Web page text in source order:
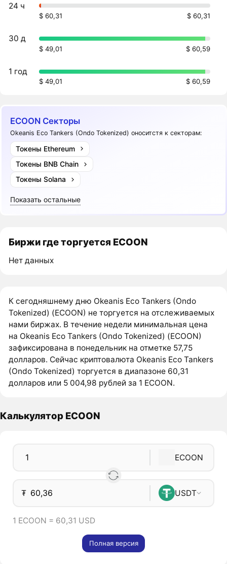
24 ч
$ 60,31 $ 60,31
30 д
$ 49,01 $ 60,59
1 год
$ 49,01 $ 60,59
ECOON Секторы
Okeanis Eco Tankers (Ondo Tokenized) оноситстя к секторам:
Токены Ethereum
Токены BNB Chain
Токены Solana
Показать остальные
Биржи где торгуется ECOON
Нет данных
К сегодняшнему дню Okeanis Eco Tankers (Ondo
Tokenized) (ECOON) не торгуется на отслеживаемых
нами биржах. В течение недели минимальная цена
на Okeanis Eco Tankers (Ondo Tokenized) (ECOON)
зафиксирована в понедельник на отметке 57,75
долларов. Сейчас криптовалюта Okeanis Eco Tankers
(Ondo Tokenized) торгуется в диапазоне 60,31
долларов или 5 004,98 рублей за 1 ECOON.
Калькулятор ECOON
ECOON
₮ USDT
1 ECOON = 60,31 USD
Полная версия